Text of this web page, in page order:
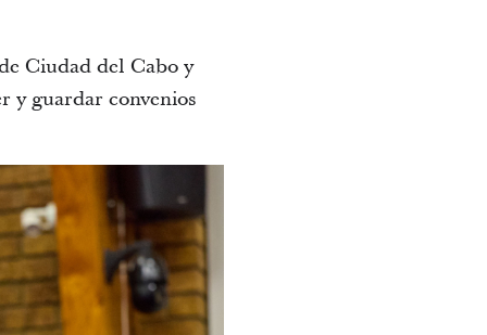
Ciudad del Cabo y
y guardar convenios